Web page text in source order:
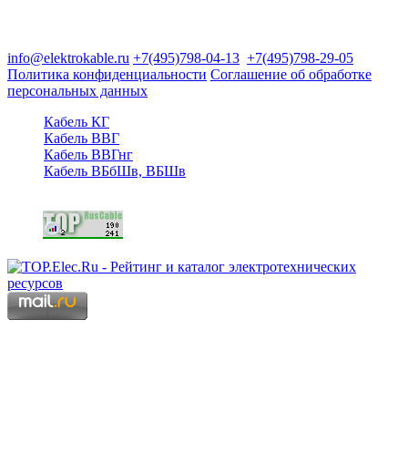
info@elektrokable.ru +7(495)798-04-13 +7(495)798-29-05
Политика конфиденциальности Соглашение об обработке
персональных данных
Кабель КГ
Кабель ВВГ
Кабель ВВГнг
Кабель ВБбШв, ВБШв